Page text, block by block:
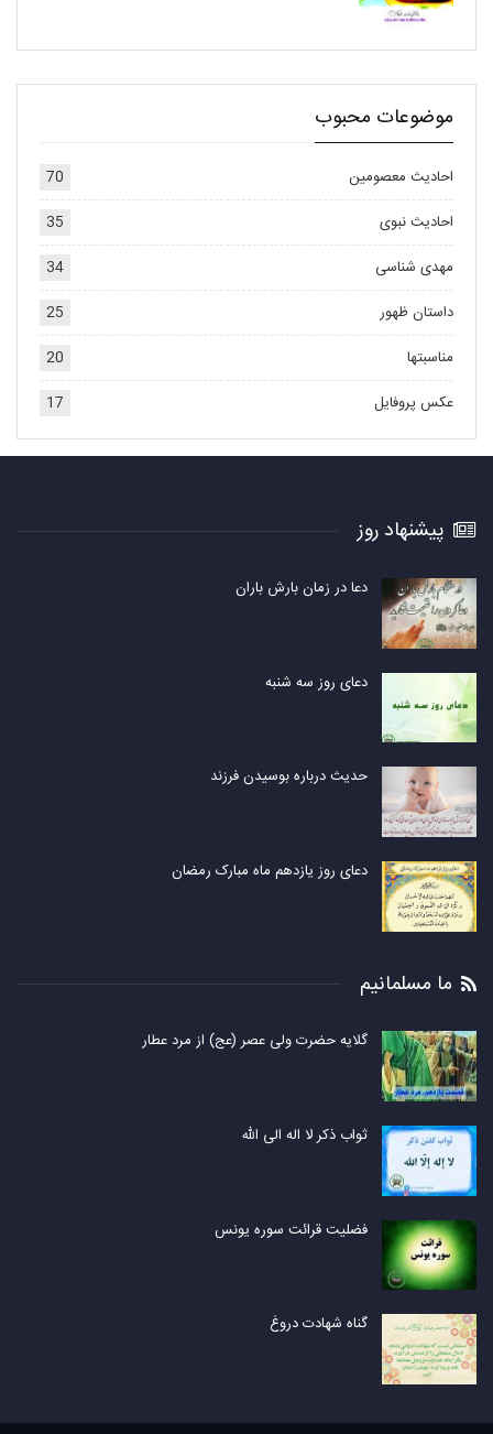
موضوعات محبوب
احادیث معصومین
70
احادیث نبوی
35
مهدی شناسی
34
داستان ظهور
25
مناسبتها
20
عکس پروفایل
17
پیشنهاد روز
دعا در زمان بارش باران
دعای روز سه شنبه
حدیث درباره بوسیدن فرزند
دعای روز یازدهم ماه مبارک رمضان
ما مسلمانیم
گلایه حضرت ولی عصر (عج) از مرد عطار
ثواب ذکر لا اله الی الله
فضلیت قرائت سوره یونس
گناه شهادت دروغ